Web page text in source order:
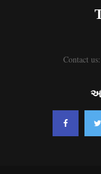
Contact us: